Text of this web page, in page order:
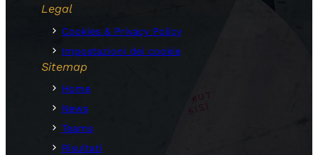
Legal
Cookies & Privacy Policy
Impostazioni dei cookie
Sitemap
Home
News
Teams
Risultati